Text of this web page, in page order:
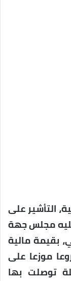
التأشير على
مجلس جهة
بقيمة مالية
درهم، يضم 118 مشروعا موزعا على
توصلت بها